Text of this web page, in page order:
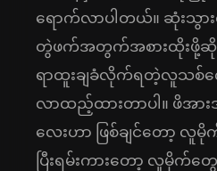
ရောက်လာပါတယ်။ ဆုံးသွာ
တွဲဖက်အတွက်အစားထိုးဖို့ဆို
ရာထူးချခံလိုက်ရတဲ့လူသစ်
လာထည့်ထားတာပါ။ ဖိအ
လေးဟာ ဖြစ်ချင်တော့ လူမို
ပြီးရမ်းကားတော့ လူမိုက်